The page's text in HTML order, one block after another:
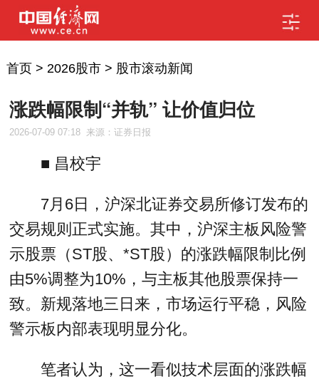
首页> 2026股市> 股市滚动新闻
涨跌幅限制“并轨” 让价值归位
2026-07-09 07:18 来源：证券日报
■ 昌校宇
7月6日，沪深北证券交易所修订发布的
交易规则正式实施。其中，沪深主板风险警
示股票（ST股、*ST股）的涨跌幅限制比例
由5%调整为10%，与主板其他股票保持一
致。新规落地三日来，市场运行平稳，风险
警示板内部表现明显分化。
笔者认为，这一看似技术层面的涨跌幅